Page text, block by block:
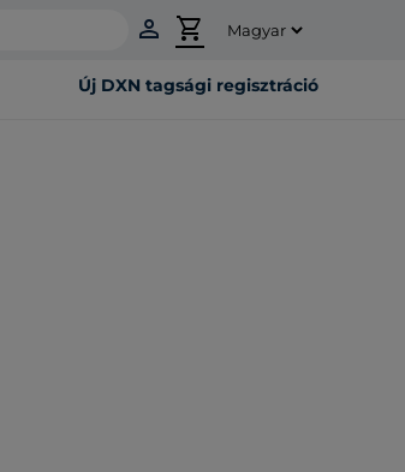
person shopping_cart
Új DXN tagsági regisztráció